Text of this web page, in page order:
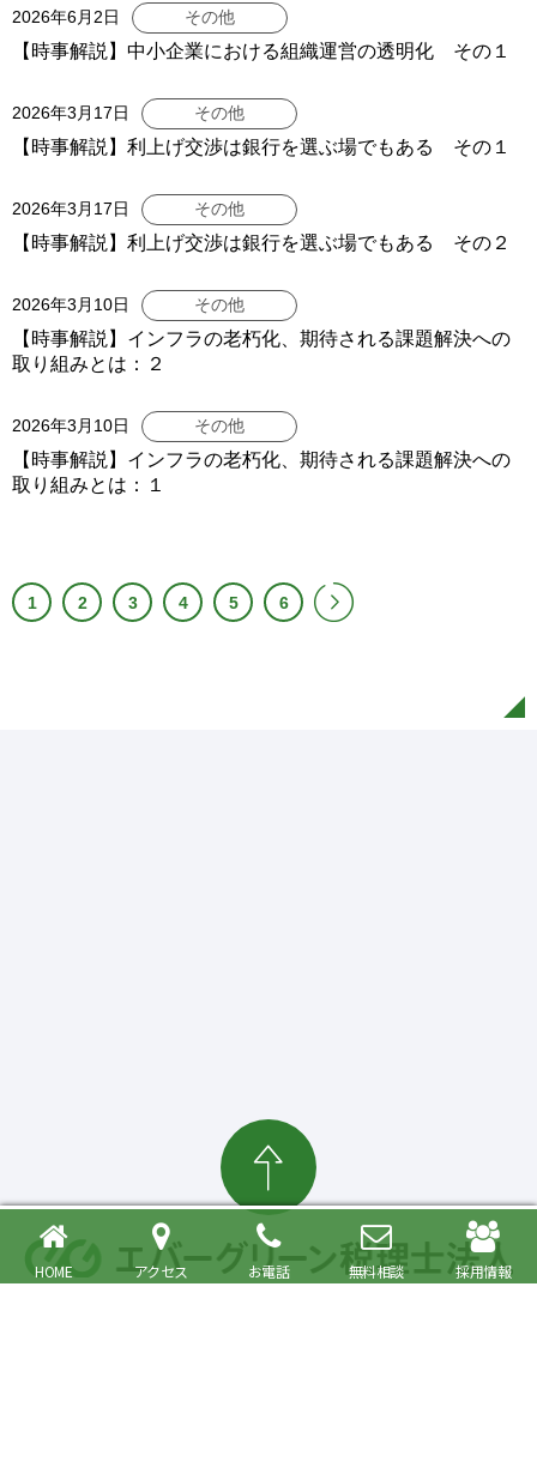
HOME アクセス お電話 無料相談 採用情報
2026年6月2日 その他
【時事解説】中小企業における組織運営の透明化 その１
2026年3月17日 その他
【時事解説】利上げ交渉は銀行を選ぶ場でもある その１
2026年3月17日 その他
【時事解説】利上げ交渉は銀行を選ぶ場でもある その２
2026年3月10日 その他
【時事解説】インフラの老朽化、期待される課題解決への
取り組みとは：２
2026年3月10日 その他
【時事解説】インフラの老朽化、期待される課題解決への
取り組みとは：１
1 2 3 4 5 6